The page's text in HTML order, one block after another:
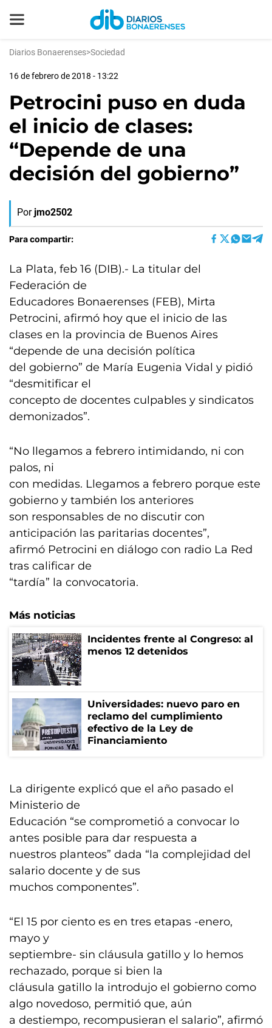
Diarios Bonaerenses>Sociedad
16 de febrero de 2018 - 13:22
Petrocini puso en duda
el inicio de clases:
“Depende de una
decisión del gobierno”
Por jmo2502
Para compartir:
La Plata, feb 16 (DIB).- La titular del
Federación de
Educadores Bonaerenses (FEB), Mirta
Petrocini, afirmó hoy que el inicio de las
clases en la provincia de Buenos Aires
“depende de una decisión política
del gobierno” de María Eugenia Vidal y pidió
“desmitificar el
concepto de docentes culpables y sindicatos
demonizados”.
“No llegamos a febrero intimidando, ni con
palos, ni
con medidas. Llegamos a febrero porque este
gobierno y también los anteriores
son responsables de no discutir con
anticipación las paritarias docentes”,
afirmó Petrocini en diálogo con radio La Red
tras calificar de
“tardía” la convocatoria.
Más noticias
Incidentes frente al Congreso: al
menos 12 detenidos
Universidades: nuevo paro en
reclamo del cumplimiento
efectivo de la Ley de
Financiamiento
La dirigente explicó que el año pasado el
Ministerio de
Educación “se comprometió a convocar lo
antes posible para dar respuesta a
nuestros planteos” dada “la complejidad del
salario docente y de sus
muchos componentes”.
“El 15 por ciento es en tres etapas -enero,
mayo y
septiembre- sin cláusula gatillo y lo hemos
rechazado, porque si bien la
cláusula gatillo la introdujo el gobierno como
algo novedoso, permitió que, aún
a destiempo, recompusieran el salario”, afirmó